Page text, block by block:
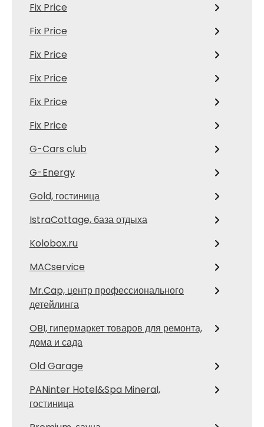
Fix Price
Fix Price
Fix Price
Fix Price
Fix Price
Fix Price
G-Cars club
G-Energy
Gold, гостиница
IstraCottage, база отдыха
Kolobox.ru
MACservice
Mr.Cap, центр профессионального
детейлинга
OBI, гипермаркет товаров для ремонта,
дома и сада
Old Garage
PANinter Hotel&Spa Mineral,
гостиница